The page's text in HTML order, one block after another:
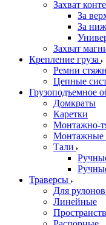
Захват
За
За
Захват
Крепление груза
Ремни
Цепные
Грузоподъемное
Домкраты
Каретки
Монтажно-
Монтажные
Тали
Траверсы
Для
Линейные